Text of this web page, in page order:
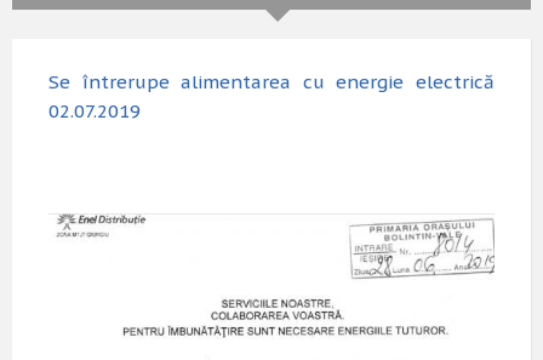
Se întrerupe alimentarea cu energie electrică
02.07.2019